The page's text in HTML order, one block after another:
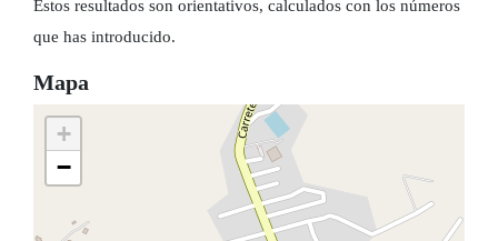
Estos resultados son orientativos, calculados con los números
que has introducido.
Mapa
+
−